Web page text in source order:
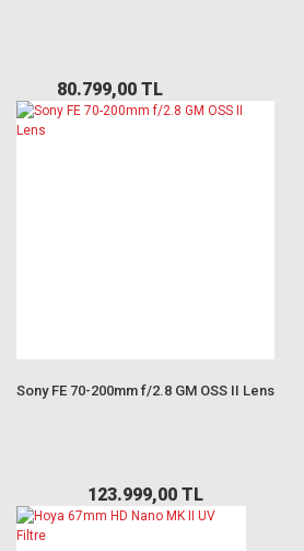
80.799,00 TL
Sony FE 70-200mm f/2.8 GM OSS II Lens
123.999,00 TL